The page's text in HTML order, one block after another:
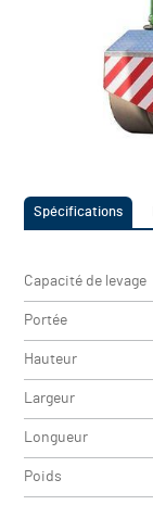
Spécifications
Capacité de levage
Portée
Hauteur
Largeur
Longueur
Poids